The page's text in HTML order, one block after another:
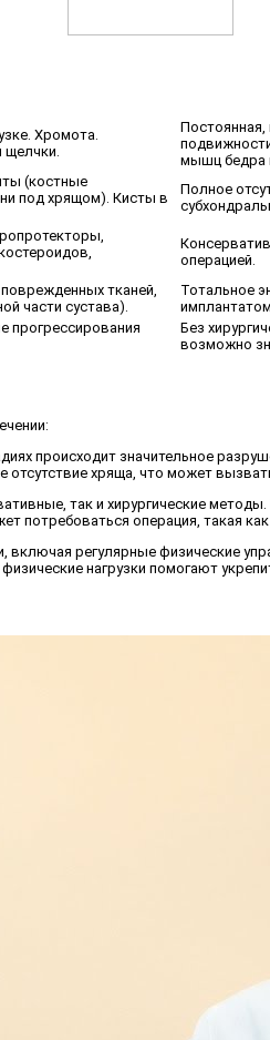
Хромота.
Постоянная,
мышц бедра
(костные
под хрящом). Кисты в
Полное
операцией.
тканей,
части сустава).
Тотальное
прогрессирования
Без
возможно
происходит значительное
хряща, что может
так и хирургические
потребоваться операция, такая
регулярные физические
нагрузки помогают